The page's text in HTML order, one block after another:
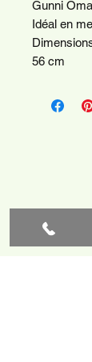
Gunni
Idéal en
56 cm